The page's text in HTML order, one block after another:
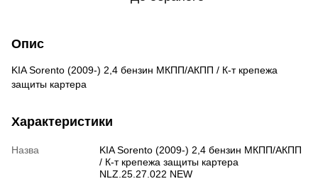
Опис
KIA Sorento (2009-) 2,4 бензин МКПП/АКПП / К-т крепежа
защиты картера
Характеристики
Назва
KIA Sorento (2009-) 2,4 бензин МКПП/АКПП
/ К-т крепежа защиты картера
NLZ.25.27.022 NEW